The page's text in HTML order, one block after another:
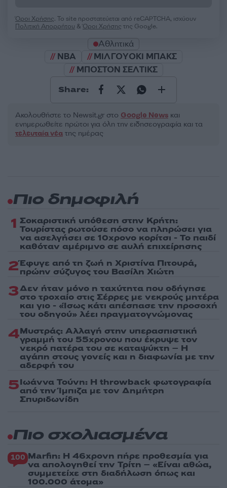
Όροι Χρήσης. Το site προστατεύεται από reCAPTCHA, ισχύουν
Πολιτική Απορρήτου &Όροι Χρήσης της Google.
Αθλητικά
NBA
ΜΙΛΓΟΥΟΚΙ ΜΠΑΚΣ
ΜΠΟΣΤΟΝ ΣΕΛΤΙΚΣ
Share:
Ακολουθήστε το Νewsit.gr στο Google News και
ενημερωθείτε πρώτοι για όλη την ειδησεογραφία και τα
τελευταία νέα της ημέρας
Πιο δημοφιλή
1 Σοκαριστική υπόθεση στην Κρήτη:
Τουρίστας ρωτούσε πόσο να πληρώσει για
να ασελγήσει σε 10χρονο κορίτσι - Το παιδί
καθόταν αμέριμνο σε αυλή επιχείρησης
2Έφυγε από τη ζωή η Χριστίνα Πιτουρά,
πρώην σύζυγος του Βασίλη Χιώτη
3Δεν ήταν μόνο η ταχύτητα που οδήγησε
στο τροχαίο στις Σέρρες με νεκρούς μητέρα
και γιο - «Ίσως κάτι απέσπασε την προσοχή
του οδηγού» λέει πραγματογνώμονας
4Μυστράς: Αλλαγή στην υπερασπιστική
γραμμή του 55χρονου που έκρυψε τον
νεκρό πατέρα του σε καταψύκτη – Η
αγάπη στους γονείς και η διαφωνία με την
αδερφή του
5Ιωάννα Τούνη: Η throwback φωτογραφία
από την Ίμπιζα με τον Δημήτρη
Σπυριδωνίδη
Πιο σχολιασμένα
100 Marfin: Η 46χρονη πήρε προθεσμία για
να απολογηθεί την Τρίτη – «Είναι αθώα,
συμμετείχε στη διαδήλωση όπως και
100.000 άτομα»